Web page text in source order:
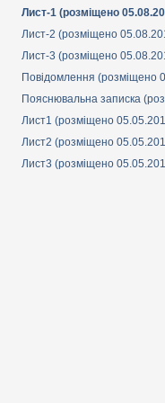
Лист-1 (розміщено
Лист-2 (розміщено
Лист-3 (розміщено
Повідомлення (розміщено
Пояснювальна записка
Лист1 (розміщено
Лист2 (розміщено
Лист3 (розміщено